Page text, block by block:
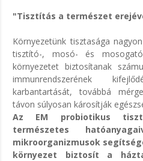
"Tisztítás a természet
Környezetünk tisztasága
tisztító-, mosó- és
környezetet biztosítanak
immunrendszerének
karbantartását, továbbá
távon súlyosan károsítják
Az EM probiotikus
természetes
mikroorganizmusok
környezet biztosít a